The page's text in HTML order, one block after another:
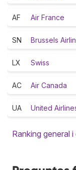
AF Air France
SN Brussels
LX Swiss
AC Air Canada
UA United
Ranking general